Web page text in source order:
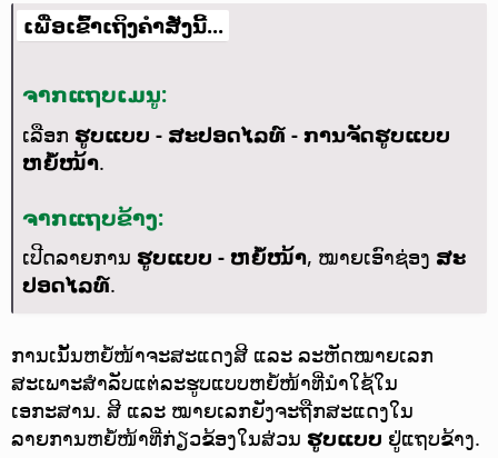
ເພື່ອເຂົ້າເຖິງຄຳສັ່ງນີ້...
ຈາກແຖບເມນູ:
ເລືອກ ຮູບແບບ - ສະປອດໄລທ໌ - ການຈັດຮູບແບບ
ຫຍໍ້ໜ້າ.
ຈາກແຖບຂ້າງ:
ເປີດລາຍການ ຮູບແບບ - ຫຍໍ້ໜ້າ, ໝາຍເອົາຊ່ອງ ສະ
ປອດໄລທ໌.
ການເນັ້ນຫຍໍ້ໜ້າຈະສະແດງສີ ແລະ ລະຫັດໝາຍເລກ
ສະເພາະສຳລັບແຕ່ລະຮູບແບບຫຍໍ້ໜ້າທີ່ນຳໃຊ້ໃນ
ເອກະສານ. ສີ ແລະ ໝາຍເລກຍັງຈະຖືກສະແດງໃນ
ລາຍການຫຍໍ້ໜ້າທີ່ກ່ຽວຂ້ອງໃນສ່ວນ ຮູບແບບ ຢູ່ແຖບຂ້າງ.